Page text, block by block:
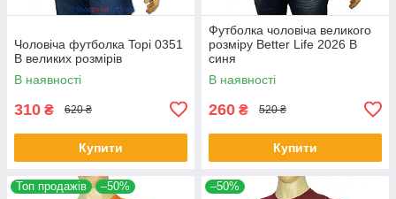
Чоловіча футболка Topi 0351
B великих розмірів
В наявності
310 ₴ 620 ₴
Купити
Футболка чоловіча великого
розміру Better Life 2026 В
синя
В наявності
260 ₴ 520 ₴
Купити
Топ продажів –50% –50%